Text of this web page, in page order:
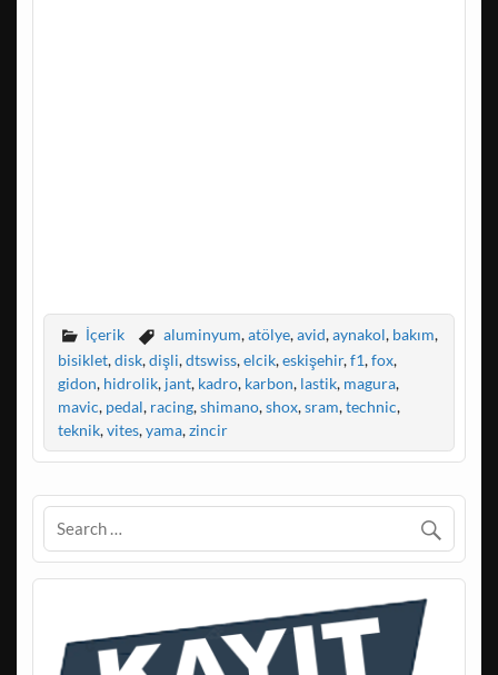
İçerik aluminyum,atölye,avid,aynakol, bakım,
bisiklet,disk,dişli,dtswiss,elcik,eskişehir,f1,fox,
gidon, hidrolik, jant, kadro, karbon, lastik, magura,
mavic, pedal, racing,shimano,shox,sram,technic,
teknik,vites,yama,zincir